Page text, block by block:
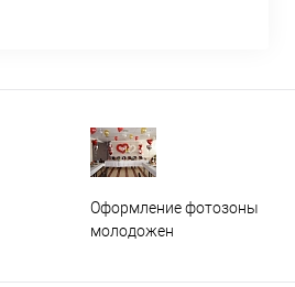
Оформление фотозоны
молодожен